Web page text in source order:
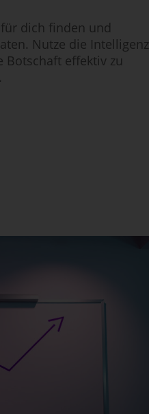
dich finden und
Nutze die Intelligenz
Botschaft effektiv zu